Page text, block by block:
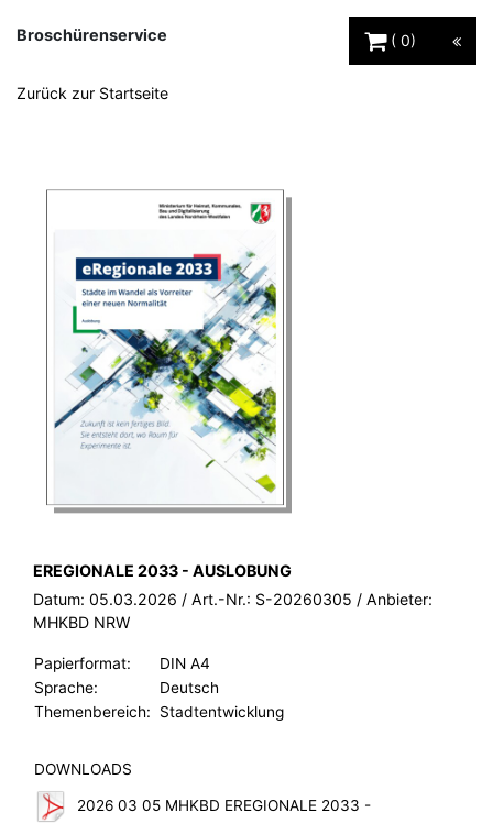
Broschürenservice
0
Zurück zur Startseite
BROSCHÜRE:
EREGIONALE 2033 - AUSLOBUNG
Datum: 05.03.2026 / Art.-Nr.: S-20260305 / Anbieter:
MHKBD NRW
Papierformat:
DIN A4
Sprache:
Deutsch
Themenbereich:
Stadtentwicklung
DOWNLOADS
2026 03 05 MHKBD EREGIONALE 2033 -